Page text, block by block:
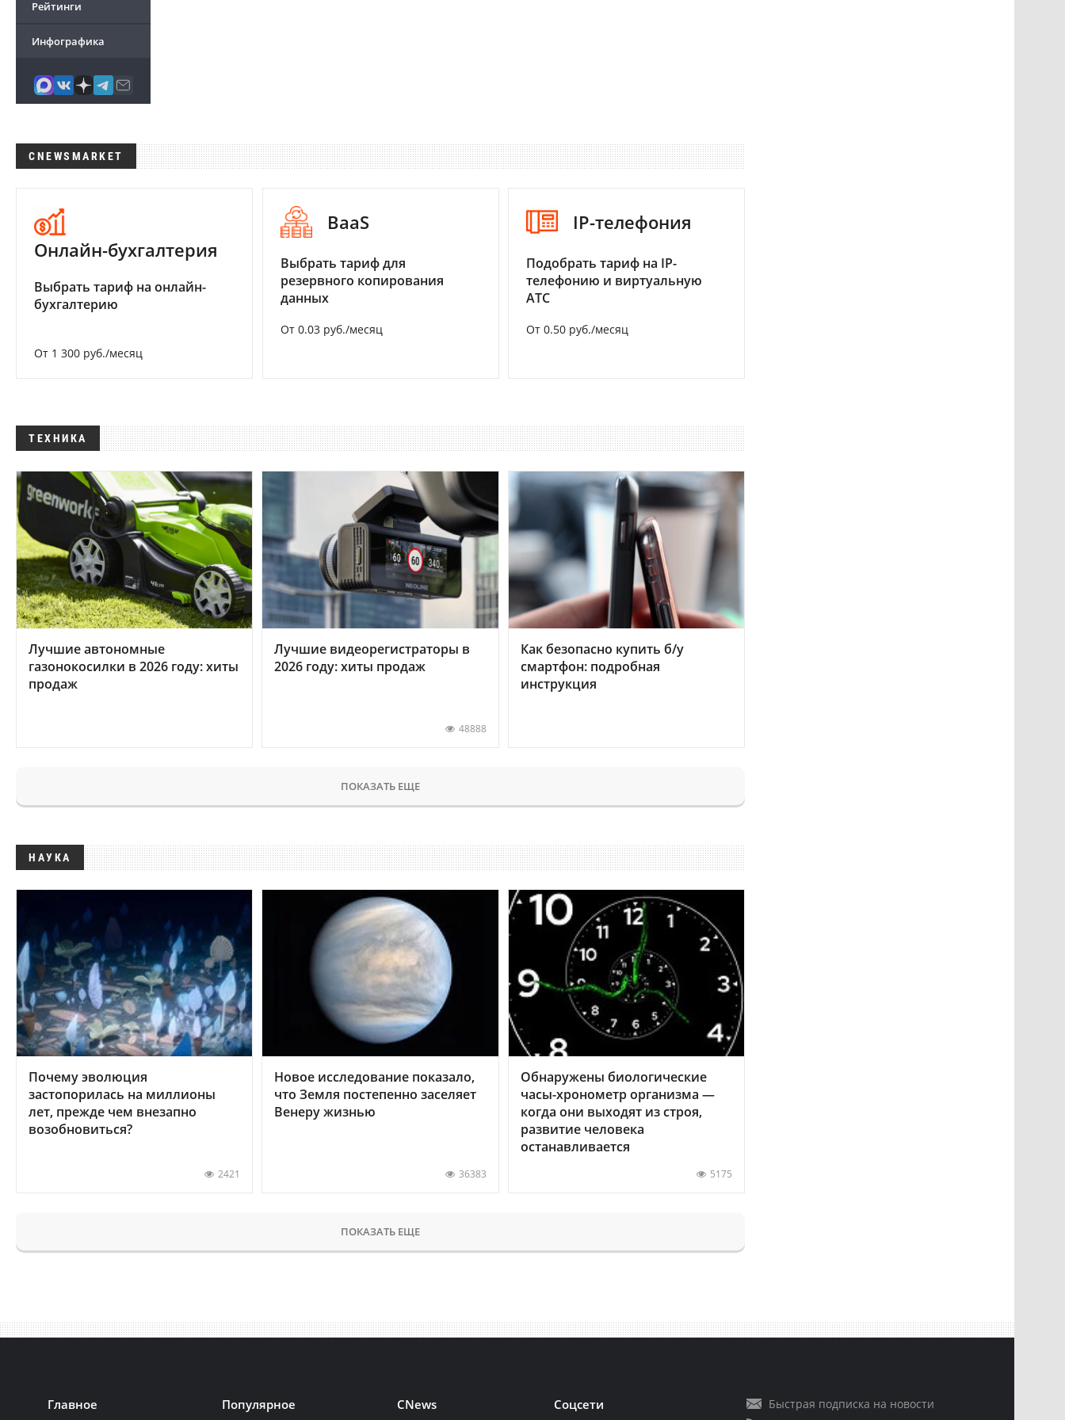
Рейтинги
Инфографика
CNEWSMARKET
Онлайн-бухгалтерия
Выбрать тариф на онлайн-
бухгалтерию
От 1 300 руб./месяц
BaaS
Выбрать тариф для
резервного копирования
данных
От 0.03 руб./месяц
IP-телефония
Подобрать тариф на IP-
телефонию и виртуальную
АТС
От 0.50 руб./месяц
ТЕХНИКА
Лучшие автономные
газонокосилки в 2026 году: хиты
продаж
Лучшие видеорегистраторы в
2026 году: хиты продаж
48888
Как безопасно купить б/у
смартфон: подробная
инструкция
ПОКАЗАТЬ ЕЩЕ
НАУКА
Почему эволюция
застопорилась на миллионы
лет, прежде чем внезапно
возобновиться?
2421
Новое исследование показало,
что Земля постепенно заселяет
Венеру жизнью
36383
Обнаружены биологические
часы-хронометр организма —
когда они выходят из строя,
развитие человека
останавливается
5175
ПОКАЗАТЬ ЕЩЕ
Главное Популярное CNews Соцсети
Быстрая подписка на новости